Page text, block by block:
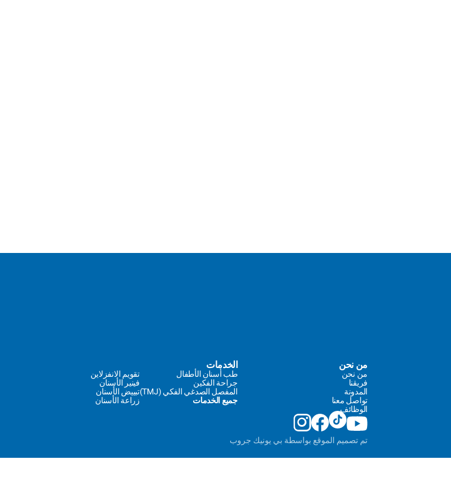
من نحن
من نحن
فريقنا
المدونة
تواصل معنا
الوظائف
الخدمات
تقويم الانفزلاين
فينير الأسنان
تبييض الأسنان
زراعة الأسنان
طب أسنان الأطفال
جراحة الفكين
المفصل الصدغي الفكي (TMJ)
جميع الخدمات
تم تصميم الموقع بواسطة بي يونيك جروب